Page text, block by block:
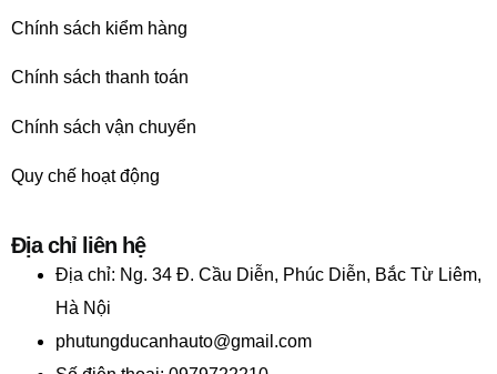
Chính sách kiểm hàng
Chính sách thanh toán
Chính sách vận chuyển
Quy chế hoạt động
Địa chỉ liên hệ
Địa chỉ: Ng. 34 Đ. Cầu Diễn, Phúc Diễn, Bắc Từ Liêm,
Hà Nội
phutungducanhauto@gmail.com